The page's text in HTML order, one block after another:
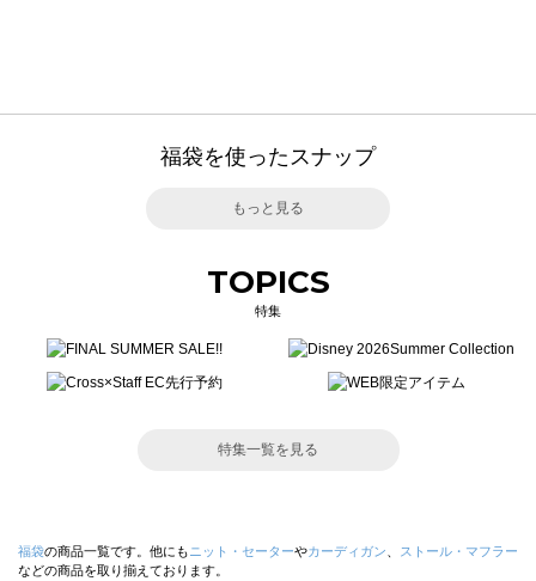
福袋を使ったスナップ
もっと見る
TOPICS
特集
特集一覧を見る
福袋の商品一覧です。他にも ニット・セーターやカーディガン
ストール・マフラー
などの商品を取り揃えております。